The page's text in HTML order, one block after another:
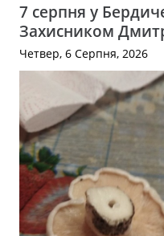
7 серпня у
Захисником
Четвер, 6 Серпня, 2026